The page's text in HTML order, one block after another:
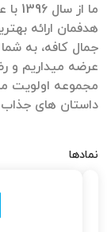
ما
هدفمان ارائه
جمال کافه، به
عرضه میداریم و
مجموعه اولویت
داستان های
نمادها